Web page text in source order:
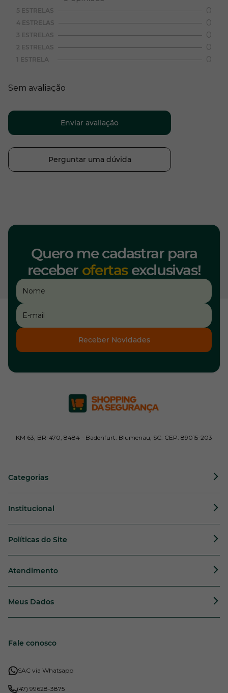
5 ESTRELAS 0
4 ESTRELAS 0
3 ESTRELAS 0
2 ESTRELAS 0
1 ESTRELA 0
Sem avaliação
Enviar avaliação
Perguntar uma dúvida
Quero me cadastrar para
receber ofertasexclusivas!
Receber Novidades
KM 63, BR-470, 8484 - Badenfurt. Blumenau, SC. CEP: 89015-203
Categorias
Institucional
Políticas do Site
Atendimento
Meus Dados
Fale conosco
SAC via Whatsapp
(47) 99628-3875